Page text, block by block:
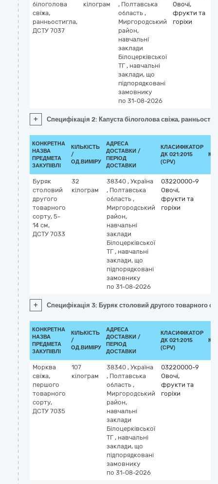
білоголова
свіжа,
ранньостигла,
ДСТУ 7037
кілограм
, Полтавська
область ,
Миргородський
район,
навчальні
заклади
Білоцерківської
ТГ , навчальні
заклади, що
підпорядковані
замовнику
по 31-08-2026
Овочі,
фрукти та
горіхи
+ Специфікація 2: Капуста білоголова свіжа,
КОНКРЕТНА
НАЗВА
ПРЕДМЕТА
ЗАКУПІВЛІ
КІЛЬКІСТЬ
/
ОД.ВИМІРУ
АДРЕСА
ДОСТАВКИ /
ПЕРІОД
ДОСТАВКИ
КЛАСИФІКАТОР
ДК 021:2015
(CPV)
Буряк
столовий
другого
товарного
сорту, 5-
14 см,
ДСТУ 7033
32
кілограм
38340 , Україна
, Полтавська
область ,
Миргородський
район,
навчальні
заклади
Білоцерківської
ТГ , навчальні
заклади, що
підпорядковані
замовнику
по 31-08-2026
03220000-9
Овочі,
фрукти та
горіхи
+ Специфікація 3: Буряк столовий другого товарного
КОНКРЕТНА
НАЗВА
ПРЕДМЕТА
ЗАКУПІВЛІ
КІЛЬКІСТЬ
/
ОД.ВИМІРУ
АДРЕСА
ДОСТАВКИ /
ПЕРІОД
ДОСТАВКИ
КЛАСИФІКАТОР
ДК 021:2015
(CPV)
Морква
свіжа,
першого
товарного
сорту,
ДСТУ 7035
107
кілограм
38340 , Україна
, Полтавська
область ,
Миргородський
район,
навчальні
заклади
Білоцерківської
ТГ , навчальні
заклади, що
підпорядковані
замовнику
по 31-08-2026
03220000-9
Овочі,
фрукти та
горіхи